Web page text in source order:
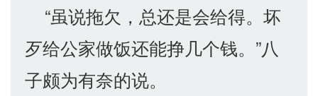
“虽说拖欠，总还是会给得。坏
歹给公家做饭还能挣几个钱。”八
子颇为有奈的说。